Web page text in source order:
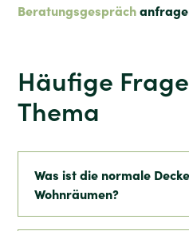
Beratungsgespräch
Häufige
Thema
Was ist die normale
Wohnräumen?